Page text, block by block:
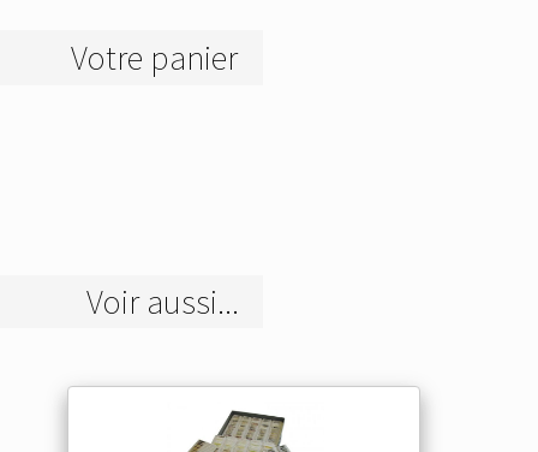
Votre panier
Voir aussi...